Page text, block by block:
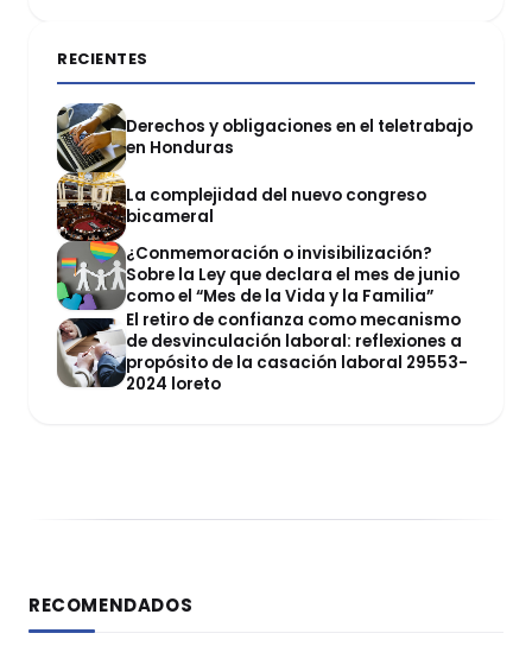
RECIENTES
Derechos y obligaciones en el teletrabajo
en Honduras
La complejidad del nuevo congreso
bicameral
¿Conmemoración o invisibilización?
Sobre la Ley que declara el mes de junio
como el “Mes de la Vida y la Familia”
El retiro de confianza como mecanismo
de desvinculación laboral: reflexiones a
propósito de la casación laboral 29553-
2024 loreto
RECOMENDADOS
DERECHO LABORAL